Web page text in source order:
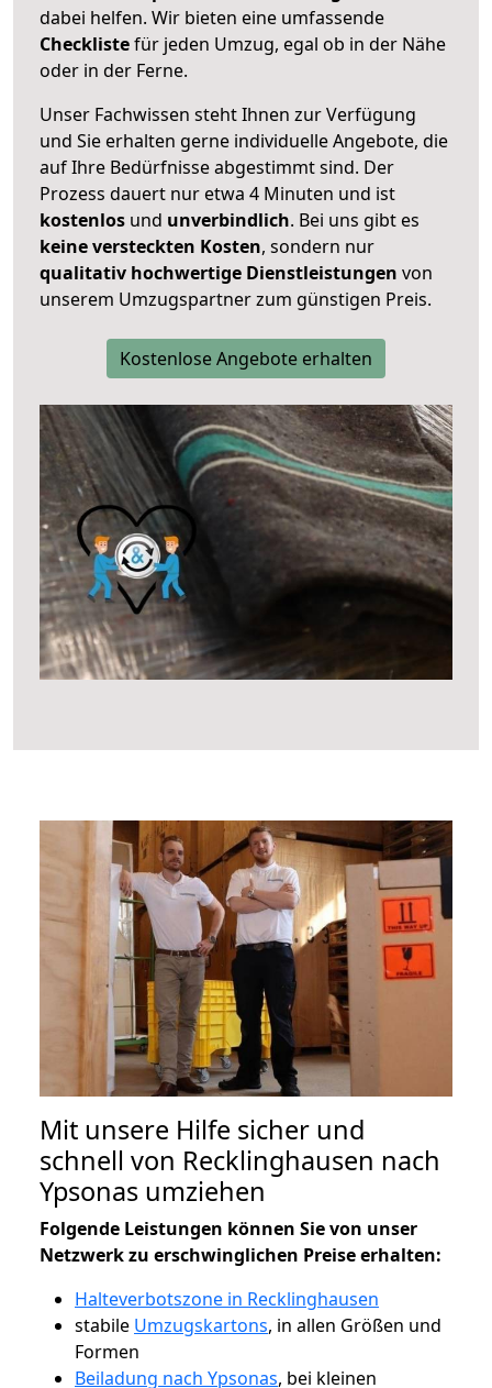
dabei helfen. Wir bieten eine umfassende
Checklistefür jeden Umzug, egal ob in der Nähe
oder in der Ferne.
Unser Fachwissen steht Ihnen zur Verfügung
und Sie erhalten gerne individuelle Angebote, die
auf Ihre Bedürfnisse abgestimmt sind. Der
Prozess dauert nur etwa 4 Minuten und ist
kostenlos und unverbindlich. Bei uns gibt es
keine versteckten Kosten, sondern nur
qualitativ hochwertige Dienstleistungen von
unserem Umzugspartner zum günstigen Preis.
Kostenlose Angebote erhalten
Mit unsere Hilfe sicher und
schnell von Recklinghausen nach
Ypsonas umziehen
Folgende Leistungen können Sie von unser
Netzwerk zu erschwinglichen Preise erhalten:
Halteverbotszone in Recklinghausen
stabile Umzugskartons, in allen Größen und
Formen
Beiladung nach Ypsonas, bei kleinen